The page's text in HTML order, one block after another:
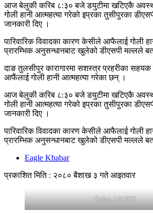
आज बेलुकी करिब ८:३० बजे डयुटीमा खटिएकै
गोली हानी आत्महत्या गरेको इप्रका तुसीपुरका
जानकारी दिए ।
पारिवारिक विवादका कारण केसीले आफैलाई गोली
प्रारम्भिक अनुसन्धानबाट खुलेको डीएसपी मल्लले
दाङ तुलसीपुर कारागारमा सशस्त्र प्रहरीका
आफैंलाई गोली हानी आत्महत्या गरेका छन् ।
आज बेलुकी करिब ८:३० बजे डयुटीमा खटिएकै
गोली हानी आत्महत्या गरेको इप्रका तुसीपुरका
जानकारी दिए ।
पारिवारिक विवादका कारण केसीले आफैलाई गोली
प्रारम्भिक अनुसन्धानबाट खुलेको डीएसपी मल्लले
Eagle Khabar
प्रकाशित मिति : २०८० बैशाख ३ गते आइतवार
Oplus_131072